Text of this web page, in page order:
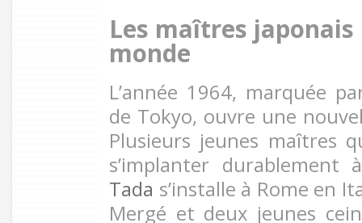
Les maîtres
monde
L’année 1964, marquée
de Tokyo, ouvre une
Plusieurs jeunes maîtres
s’implanter
Tada s’installe à Rome en
Mergé et deux jeunes